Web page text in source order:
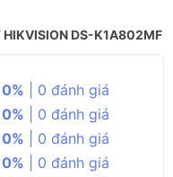
HIKVISION DS-K1A802MF
0% | 0 đánh giá
0% | 0 đánh giá
0% | 0 đánh giá
0% | 0 đánh giá